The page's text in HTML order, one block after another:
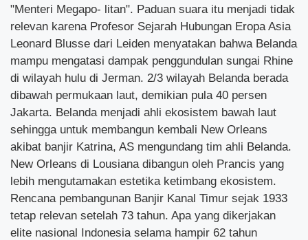
"Menteri Megapo- litan". Paduan suara itu menjadi tidak
relevan karena Profesor Sejarah Hubungan Eropa Asia
Leonard Blusse dari Leiden menyatakan bahwa Belanda
mampu mengatasi dampak penggundulan sungai Rhine
di wilayah hulu di Jerman. 2/3 wilayah Belanda berada
dibawah permukaan laut, demikian pula 40 persen
Jakarta. Belanda menjadi ahli ekosistem bawah laut
sehingga untuk membangun kembali New Orleans
akibat banjir Katrina, AS mengundang tim ahli Belanda.
New Orleans di Lousiana dibangun oleh Prancis yang
lebih mengutamakan estetika ketimbang ekosistem.
Rencana pembangunan Banjir Kanal Timur sejak 1933
tetap relevan setelah 73 tahun. Apa yang dikerjakan
elite nasional Indonesia selama hampir 62 tahun